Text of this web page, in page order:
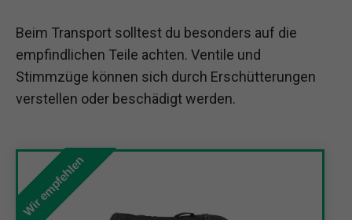
Beim Transport solltest du besonders auf die
empfindlichen Teile achten. Ventile und
Stimmzüge können sich durch Erschütterungen
verstellen oder beschädigt werden.
Wir empfehlen